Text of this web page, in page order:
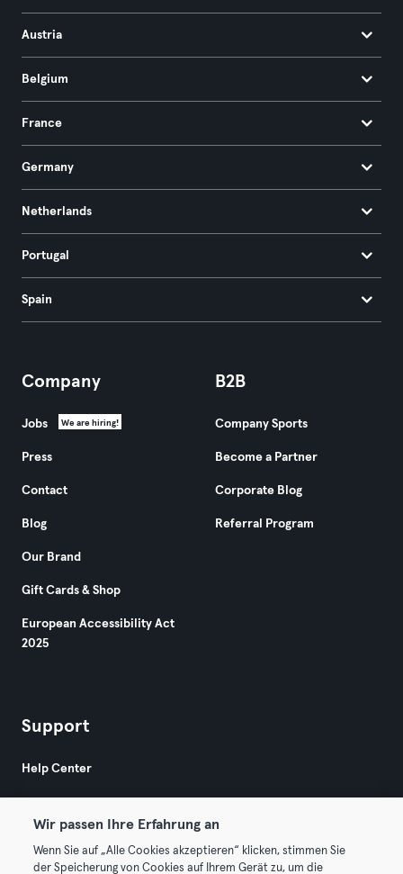
Austria
Belgium
France
Germany
Netherlands
Portugal
Spain
Company
Jobs We are hiring!
Press
Contact
Blog
Our Brand
Gift Cards & Shop
European Accessibility Act
2025
B2B
Company Sports
Become a Partner
Corporate Blog
Referral Program
Support
Help Center
Wir passen Ihre Erfahrung an
Wenn Sie auf „Alle Cookies akzeptieren“ klicken, stimmen Sie
der Speicherung von Cookies auf Ihrem Gerät zu, um die